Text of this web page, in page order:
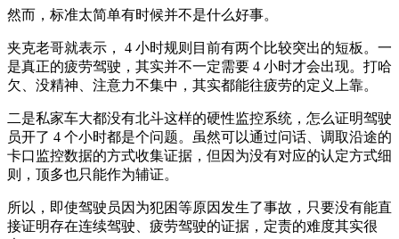
然而，标准太简单有时候并不是什么好事。
夹克老哥就表示， 4 小时规则目前有两个比较突出的短板。一
是真正的疲劳驾驶，其实并不一定需要 4 小时才会出现。打哈
欠、没精神、注意力不集中，其实都能往疲劳的定义上靠。
二是私家车大都没有北斗这样的硬性监控系统，怎么证明驾驶
员开了 4 个小时都是个问题。虽然可以通过问话、调取沿途的
卡口监控数据的方式收集证据，但因为没有对应的认定方式细
则，顶多也只能作为辅证。
所以，即使驾驶员因为犯困等原因发生了事故，只要没有能直
接证明存在连续驾驶、疲劳驾驶的证据，定责的难度其实很